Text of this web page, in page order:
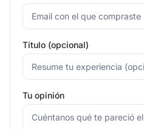
Título (opcional)
Tu opinión